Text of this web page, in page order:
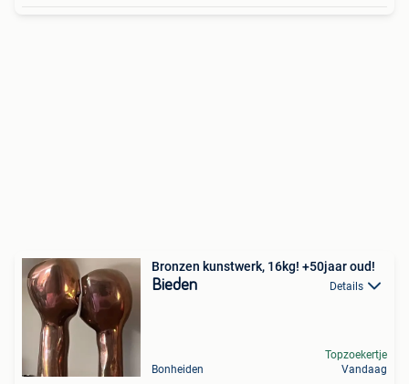
Bronzen kunstwerk, 16kg! +50jaar oud!
Bieden Details
Bonheiden
Topzoekertje
Vandaag